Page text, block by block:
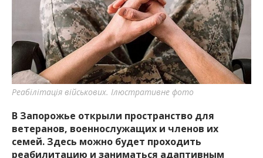
важную информацию о событиях
города Запорожья и области.
Реабілітація військових. Ілюстративне фото
В Запорожье открыли пространство для
ветеранов, военнослужащих и членов их
семей. Здесь можно будет проходить
реабилитацию и заниматься адаптивным